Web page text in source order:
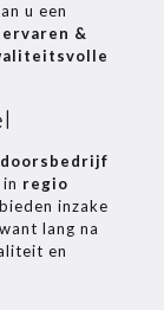
u een
ervaren &
regio
inzake
lang na
en